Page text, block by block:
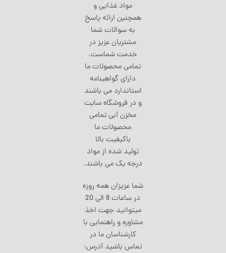
مواد غذایی و
همچنین ارائه پاسخ
به سوالات شما
مشتریان عزیز در
خدمت شماست.
تمامی محصولات ما
دارای گواهینامه
استاندارد می باشند
و در فروشگاه سایت
مخزن آبی تمامی
محصولات ما
باکیفیت بالا
تولید شده از مواد
درجه یک می باشند.
شما عزیزان همه روزه
در ساعات 8 الی 20
میتوانید جهت اخذ
مشاوره و راهنمایی با
کارشناسان ما در
تماس باشید آدرس: